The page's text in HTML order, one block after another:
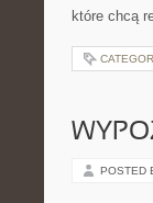
które chcą
POSTED